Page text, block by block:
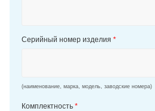
Серийный номер изделия *
(наименование, марка, модель, заводские номера)
Комплектность *